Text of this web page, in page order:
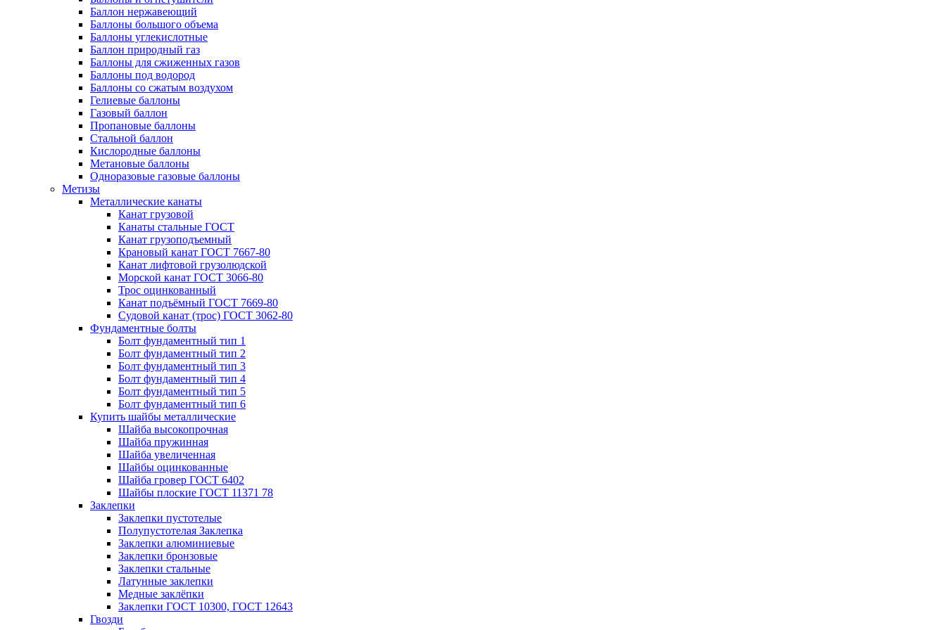
Баллон нержавеющий
Баллоны большого объема
Баллоны углекислотные
Баллон природный газ
Баллоны для сжиженных газов
Баллоны под водород
Баллоны со сжатым воздухом
Гелиевые баллоны
Газовый баллон
Пропановые баллоны
Стальной баллон
Кислородные баллоны
Метановые баллоны
Одноразовые газовые баллоны
Метизы
Металлические канаты
Канат грузовой
Канаты стальные ГОСТ
Канат грузоподъемный
Крановый канат ГОСТ 7667-80
Канат лифтовой грузолюдской
Морской канат ГОСТ 3066-80
Трос оцинкованный
Канат подъёмный ГОСТ 7669-80
Судовой канат (трос) ГОСТ 3062-80
Фундаментные болты
Болт фундаментный тип 1
Болт фундаментный тип 2
Болт фундаментный тип 3
Болт фундаментный тип 4
Болт фундаментный тип 5
Болт фундаментный тип 6
Купить шайбы металлические
Шайба высокопрочная
Шайба пружинная
Шайба увеличенная
Шайбы оцинкованные
Шайба гровер ГОСТ 6402
Шайбы плоские ГОСТ 11371 78
Заклепки
Заклепки пустотелые
Полупустотелая Заклепка
Заклепки алюминиевые
Заклепки бронзовые
Заклепки стальные
Латунные заклепки
Медные заклёпки
Заклепки ГОСТ 10300, ГОСТ 12643
Гвозди